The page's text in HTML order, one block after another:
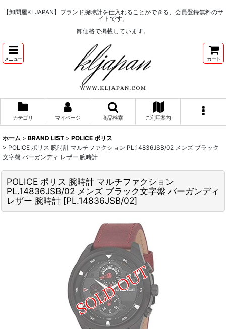
【卸問屋KLJAPAN】ブランド腕時計を仕入れることができる、会員登録無料のサ
イトです。
卸価格で掲載しています。
メニュー カート
カテゴリ マイページ 商品検索 ご利用案内
ホーム > BRAND LIST > POLICE ポリス
> POLICE ポリス 腕時計 マルチファクション PL.14836JSB/02 メンズ ブラック
文字盤 バーガンディ レザー 腕時計
POLICE ポリス 腕時計 マルチファクション
PL.14836JSB/02 メンズ ブラック文字盤 バーガンディ
レザー 腕時計 [PL.14836JSB/02]